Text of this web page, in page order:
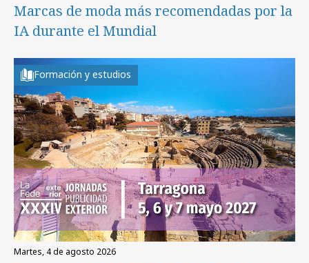
Marcas de moda más recomendadas por la
IA durante el Mundial
Formación y estudios
martes, 4 de agosto 2026